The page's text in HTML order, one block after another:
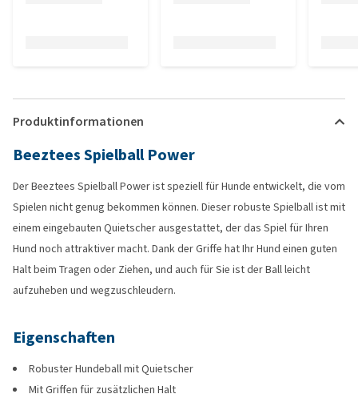
Produktinformationen
Beeztees Spielball Power
Der Beeztees Spielball Power ist speziell für Hunde entwickelt, die vom
Spielen nicht genug bekommen können. Dieser robuste Spielball ist mit
einem eingebauten Quietscher ausgestattet, der das Spiel für Ihren
Hund noch attraktiver macht. Dank der Griffe hat Ihr Hund einen guten
Halt beim Tragen oder Ziehen, und auch für Sie ist der Ball leicht
aufzuheben und wegzuschleudern.
Eigenschaften
Robuster Hundeball mit Quietscher
Mit Griffen für zusätzlichen Halt